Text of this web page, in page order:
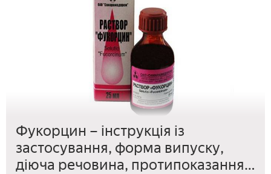
Фукорцин – інструкція із
застосування, форма випуску,
діюча речовина, протипоказання